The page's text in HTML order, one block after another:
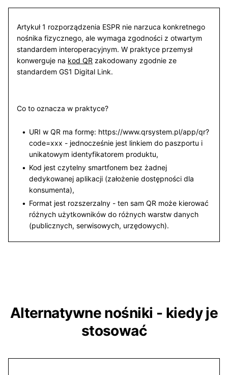
Artykuł 1 rozporządzenia ESPR nie narzuca konkretnego
nośnika fizycznego, ale wymaga zgodności z otwartym
standardem interoperacyjnym. W praktyce przemysł
konwerguje na kod QR zakodowany zgodnie ze
standardem GS1 Digital Link.
Co to oznacza w praktyce?
URI w QR ma formę: https://www.qrsystem.pl/app/qr?
code=xxx - jednocześnie jest linkiem do paszportu i
unikatowym identyfikatorem produktu,
Kod jest czytelny smartfonem bez żadnej
dedykowanej aplikacji (założenie dostępności dla
konsumenta),
Format jest rozszerzalny - ten sam QR może kierować
różnych użytkowników do różnych warstw danych
(publicznych, serwisowych, urzędowych).
Alternatywne nośniki - kiedy je
stosować